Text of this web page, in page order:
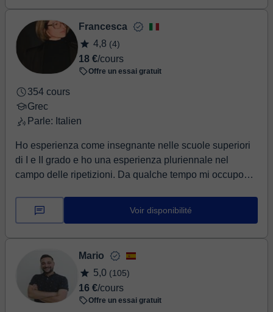
Francesca
4,8 (4)
18 €/cours
Offre un essai gratuit
354 cours
Grec
Parle: Italien
Ho esperienza come insegnante nelle scuole superiori
di I e II grado e ho una esperienza pluriennale nel
campo delle ripetizioni. Da qualche tempo mi occupo
bambini e ragazzi, cercando di insegnare loro un
metodo di studio e di fornire gli strumenti giusti per
seconda dell'argomento di studio, cercando di integrare
ed ampliare l'argomento oggetto di studio. La mia
passione per l'insegnamento attivo è così forte che da
qualche anno insieme ad una collega ingegnere
Voir disponibilité
Mario
5,0 (105)
16 €/cours
Offre un essai gratuit